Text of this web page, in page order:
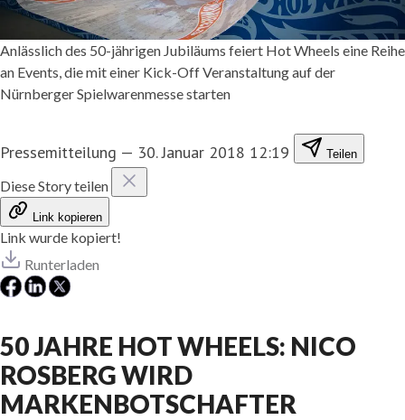
Anlässlich des 50-jährigen Jubiläums feiert Hot Wheels eine Reihe
an Events, die mit einer Kick-Off Veranstaltung auf der
Nürnberger Spielwarenmesse starten
Pressemitteilung — 30. Januar 2018 12:19 Teilen
Diese Story teilen
Link kopieren
Link wurde kopiert!
Runterladen
50 JAHRE HOT WHEELS: NICO
ROSBERG WIRD
MARKENBOTSCHAFTER